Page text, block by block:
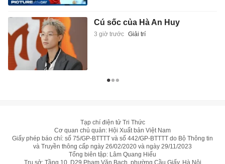
Cú sốc của Hà An Huy
3 giờ trước Giải trí
Tạp chí điện tử Tri Thức
Cơ quan chủ quản: Hội Xuất bản Việt Nam
Giấy phép báo chí: số 75/GP-BTTTT và số 442/GP-BTTTT do Bộ Thông tin
và Truyền thông cấp ngày 26/02/2020 và ngày 29/11/2023
Tổng biên tập: Lâm Quang Hiếu
Trụ sở: Tầng 10, D29 Phạm Văn Bạch, phường Cầu Giấy, Hà Nội